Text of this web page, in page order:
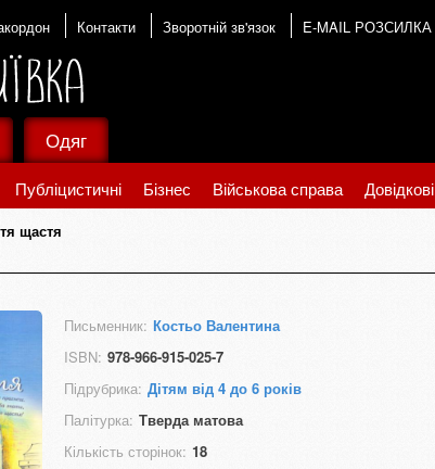
Контакти Зворотній зв'язок E-MAIL РОЗСИЛКА
Публіцистичні Бізнес Військова справа Довідкові
Одяг
щастя
Письменник: Костьо Валентина
ISBN: 978-966-915-025-7
Підрубрика: Дітям від 4 до 6 років
Палітурка: Тверда матова
Кількість сторінок: 18